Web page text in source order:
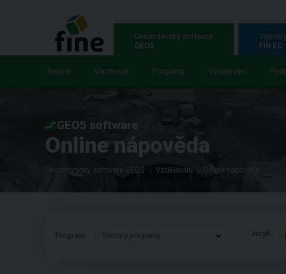
Geotechnický software
GEO5
Řešení Vlastnosti Programy Vzdělávání
FIN EC
GEO5 software
Online nápověda
Geotechnický software GEO5 Vzdělávání Online nápověda
Program: Všechny programy Jazyk: